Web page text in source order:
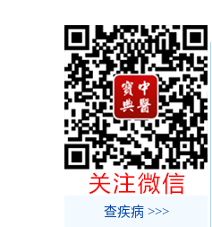
查疾病 >>>